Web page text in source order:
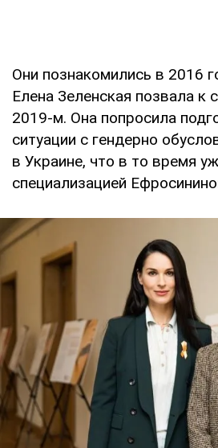
Они познакомились в 2016
Елена Зеленская позвала к
2019-м. Она попросила
ситуации с гендерно
в Украине, что в то время
специализацией